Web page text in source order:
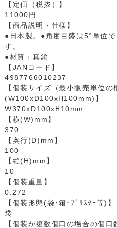
【定価（税抜）】
11000円
【商品説明・仕様】
●日本製。●角度目盛は5°単位
す。
●材質：真鍮
【JANコード】
4987766010237
【個装サイズ（最小販売単位の
(W100xD100xH100mm)】
W370xD100xH10mm
【横(W)mm】
370
【奥行(D)mm】
100
【縦(H)mm】
10
【個装重量】
0.272
【個装形態(袋･箱･ﾌﾞﾘｽﾀｰ等)】
袋
【個装が複数個口の場合の個口